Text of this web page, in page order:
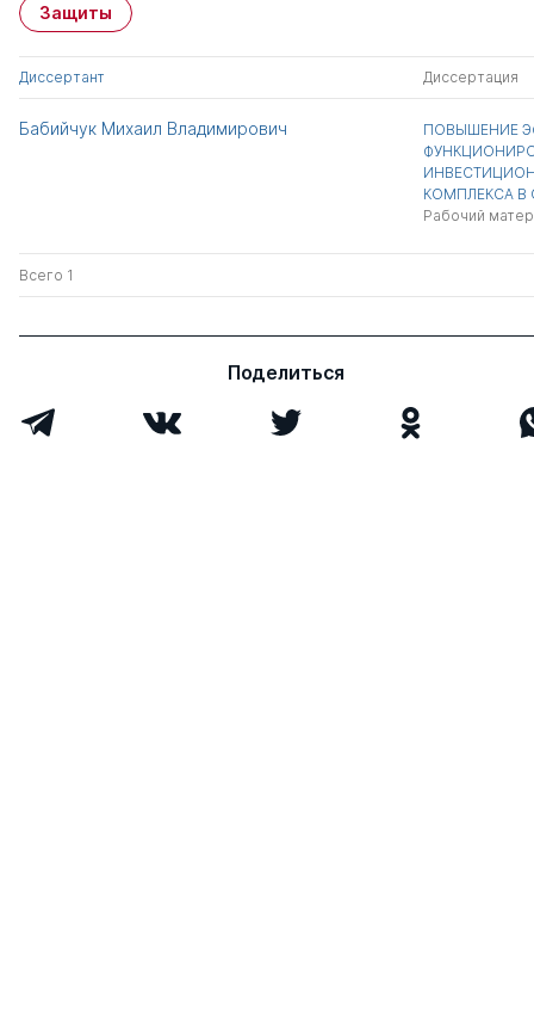
Защиты
Диссертант Диссертация
Бабийчук Михаил Владимирович
ПОВЫШЕНИЕ
КОМПЛЕКСА В
Рабочий
Всего 1
Поделиться